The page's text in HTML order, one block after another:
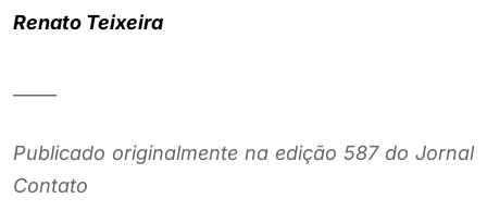
Renato Teixeira
Publicado originalmente na edição 587 do Jornal
Contato